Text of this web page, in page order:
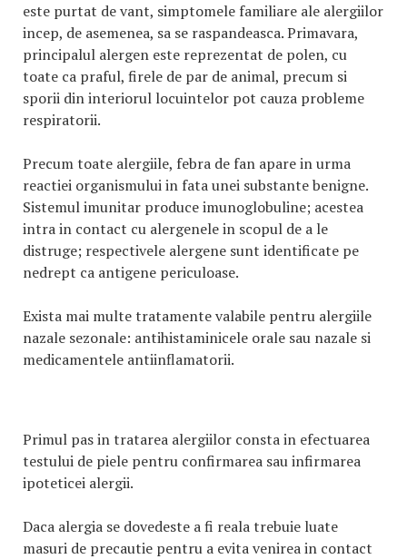
este purtat de vant, simptomele familiare ale alergiilor
incep, de asemenea, sa se raspandeasca. Primavara,
principalul alergen este reprezentat de polen, cu
toate ca praful, firele de par de animal, precum si
sporii din interiorul locuintelor pot cauza probleme
respiratorii.
Precum toate alergiile, febra de fan apare in urma
reactiei organismului in fata unei substante benigne.
Sistemul imunitar produce imunoglobuline; acestea
intra in contact cu alergenele in scopul de a le
distruge; respectivele alergene sunt identificate pe
nedrept ca antigene periculoase.
Exista mai multe tratamente valabile pentru alergiile
nazale sezonale: antihistaminicele orale sau nazale si
medicamentele antiinflamatorii.
Primul pas in tratarea alergiilor consta in efectuarea
testului de piele pentru confirmarea sau infirmarea
ipoteticei alergii.
Daca alergia se dovedeste a fi reala trebuie luate
masuri de precautie pentru a evita venirea in contact